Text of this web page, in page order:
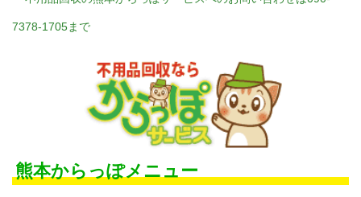
熊本からっぽメニュー